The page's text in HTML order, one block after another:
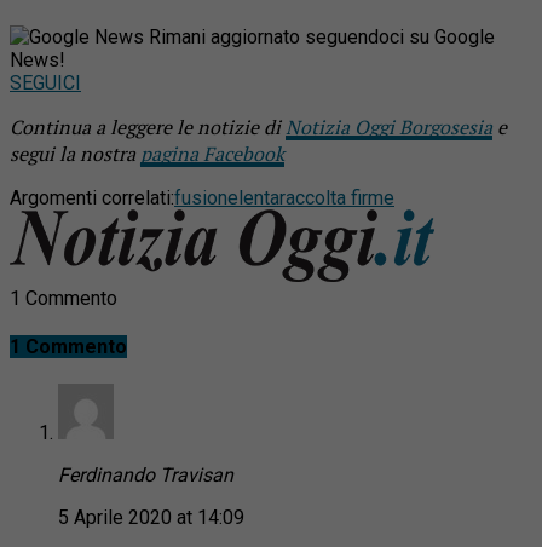
Rimani aggiornato seguendoci su Google
News!
SEGUICI
Continua a leggere le notizie diNotizia Oggi Borgosesia e
segui la nostra pagina Facebook
Argomenti correlati:fusionelentaraccolta firme
1 Commento
1 Commento
Ferdinando Travisan
5 Aprile 2020 at 14:09